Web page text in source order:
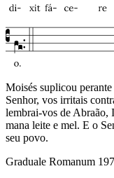
Moisés suplicou
Senhor, vos irritais
lembrai-vos de Abraão,
mana leite e mel. E o
seu povo.
Graduale Romanum